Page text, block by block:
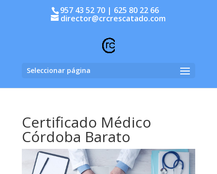
957 43 52 70 | 625 80 22 66
director@crcrescatado.com
Seleccionar página
Certificado Médico
Córdoba Barato